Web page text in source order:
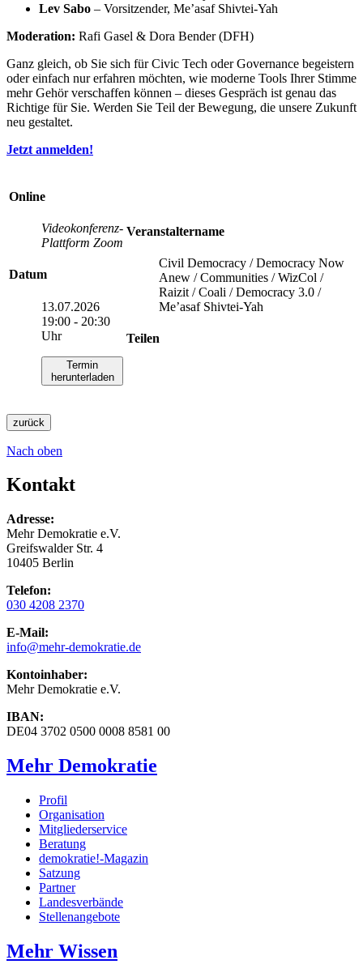
Lev Sabo – Vorsitzender, Me’asaf Shivtei-Yah
Moderation: Rafi Gasel & Dora Bender (DFH)
Ganz gleich, ob Sie sich für Civic Tech oder Governance begeistern
oder einfach nur erfahren möchten, wie moderne Tools Ihrer Stimme
mehr Gehör verschaffen können – dieses Gespräch ist genau das
Richtige für Sie. Werden Sie Teil der Bewegung, die unsere Zukunft
neu gestaltet.
Jetzt anmelden!
Online
Videokonferenz-
Plattform Zoom
Datum
13.07.2026
19:00 - 20:30
Uhr
Termin
herunterladen
Veranstaltername
Civil Democracy / Democracy Now
Anew / Communities / WizCol /
Raizit / Coali / Democracy 3.0 /
Me’asaf Shivtei-Yah
Teilen
zurück
Nach oben
Kontakt
Adresse:
Mehr Demokratie e.V.
Greifswalder Str. 4
10405 Berlin
Telefon:
030 4208 2370
E-Mail:
info@mehr-demokratie.de
Kontoinhaber:
Mehr Demokratie e.V.
IBAN:
DE04 3702 0500 0008 8581 00
Mehr Demokratie
Profil
Organisation
Mitgliederservice
Beratung
demokratie!-Magazin
Satzung
Partner
Landesverbände
Stellenangebote
Mehr Wissen